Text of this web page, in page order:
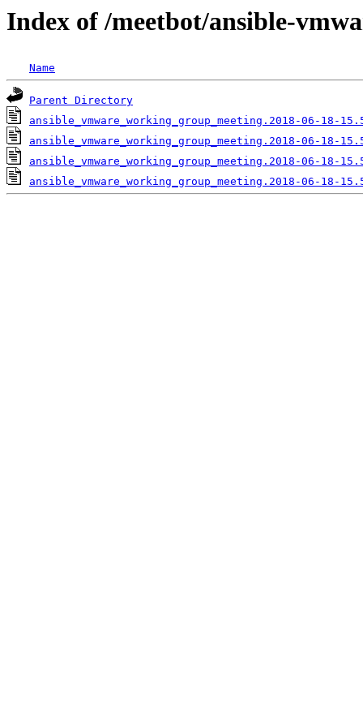
Index of /meetbot/ansible-
Name
Parent Directory
ansible_vmware_working_group_meeting.2018-06-18-
ansible_vmware_working_group_meeting.2018-06-18-
ansible_vmware_working_group_meeting.2018-06-18-
ansible_vmware_working_group_meeting.2018-06-18-